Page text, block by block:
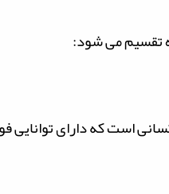
تقسیم می شود:
است که دارای